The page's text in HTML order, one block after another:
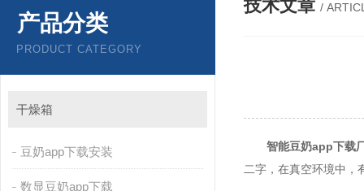
产品分类
PRODUCT CATEGORY
干燥箱
豆奶app下载安装
数显豆奶app下载
技术文章 /
智能豆奶app下载
二字，在真空环境中